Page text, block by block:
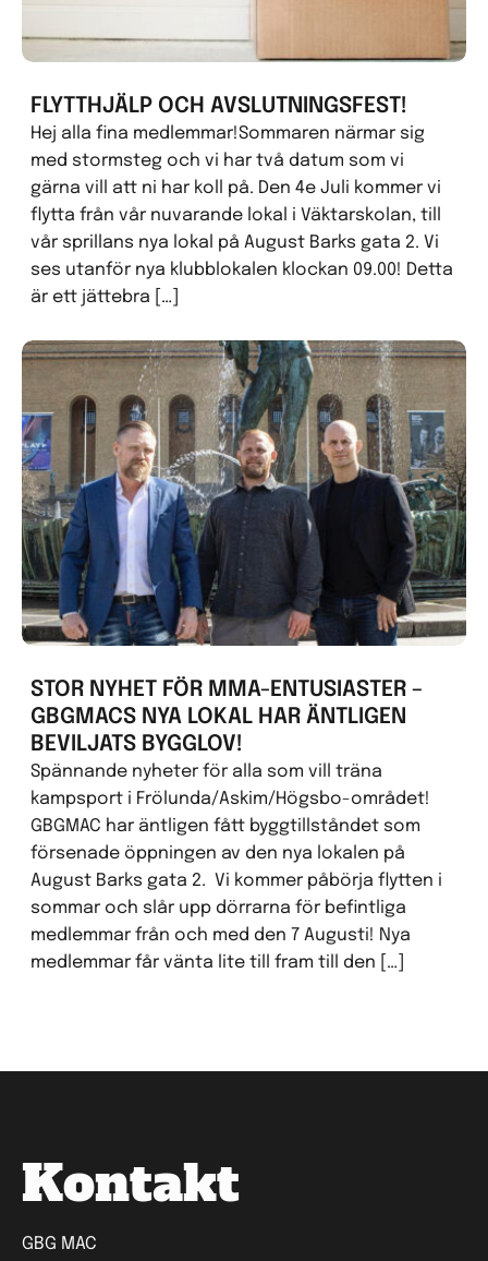
FLYTTHJÄLP OCH AVSLUTNINGSFEST!
Hej alla fina medlemmar!Sommaren närmar sig
med stormsteg och vi har två datum som vi
gärna vill att ni har koll på. Den 4e Juli kommer vi
flytta från vår nuvarande lokal i Väktarskolan, till
vår sprillans nya lokal på August Barks gata 2. Vi
ses utanför nya klubblokalen klockan 09.00! Detta
är ett jättebra […]
STOR NYHET FÖR MMA-ENTUSIASTER –
GBGMACS NYA LOKAL HAR ÄNTLIGEN
BEVILJATS BYGGLOV!
Spännande nyheter för alla som vill träna
kampsport i Frölunda/Askim/Högsbo-området!
GBGMAC har äntligen fått byggtillståndet som
försenade öppningen av den nya lokalen på
August Barks gata 2. Vi kommer påbörja flytten i
sommar och slår upp dörrarna för befintliga
medlemmar från och med den 7 Augusti! Nya
medlemmar får vänta lite till fram till den […]
Kontakt
GBG MAC